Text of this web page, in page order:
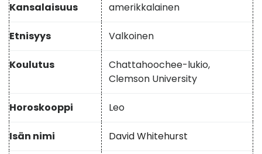
Kansalaisuus amerikkalainen
Etnisyys Valkoinen
Koulutus
Chattahoochee-lukio,
Clemson University
Horoskooppi Leo
Isän nimi David Whitehurst